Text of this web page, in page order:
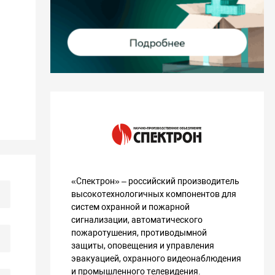
«Спектрон» – российский производитель
высокотехнологичных компонентов для
систем охранной и пожарной
сигнализации, автоматического
пожаротушения, противодымной
защиты, оповещения и управления
эвакуацией, охранного видеонаблюдения
и промышленного телевидения.